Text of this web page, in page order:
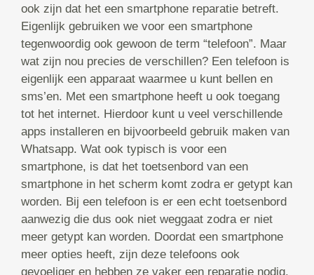
ook zijn dat het een smartphone reparatie betreft.
Eigenlijk gebruiken we voor een smartphone
tegenwoordig ook gewoon de term “telefoon”. Maar
wat zijn nou precies de verschillen? Een telefoon is
eigenlijk een apparaat waarmee u kunt bellen en
sms’en. Met een smartphone heeft u ook toegang
tot het internet. Hierdoor kunt u veel verschillende
apps installeren en bijvoorbeeld gebruik maken van
Whatsapp. Wat ook typisch is voor een
smartphone, is dat het toetsenbord van een
smartphone in het scherm komt zodra er getypt kan
worden. Bij een telefoon is er een echt toetsenbord
aanwezig die dus ook niet weggaat zodra er niet
meer getypt kan worden. Doordat een smartphone
meer opties heeft, zijn deze telefoons ook
gevoeliger en hebben ze vaker een reparatie nodig.